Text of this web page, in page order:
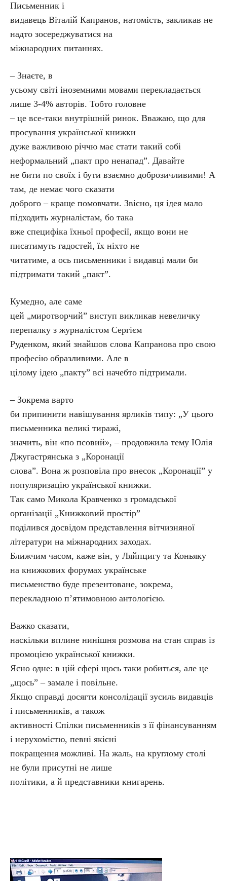
Письменник і
видавець Віталій Капранов, натомість, закликав не
надто зосереджуватися на
міжнародних питаннях.
– Знаєте, в
усьому світі іноземними мовами перекладається
лише 3-4% авторів. Тобто головне
– це все-таки внутрішній ринок. Вважаю, що для
просування української книжки
дуже важливою річчю має стати такий собі
неформальний „пакт про ненапад”. Давайте
не бити по своїх і бути взаємно доброзичливими! А
там, де немає чого сказати
доброго – краще помовчати. Звісно, ця ідея мало
підходить журналістам, бо така
вже специфіка їхньої професії, якщо вони не
писатимуть гадостей, їх ніхто не
читатиме, а ось письменники і видавці мали би
підтримати такий „пакт”.
Кумедно, але саме
цей „миротворчий” виступ викликав невеличку
перепалку з журналістом Сергієм
Руденком, який знайшов слова Капранова про свою
професію образливими. Але в
цілому ідею „пакту” всі начебто підтримали.
– Зокрема варто
би припинити навішування ярликів типу: „У цього
письменника великі тиражі,
значить, він «по псовий», – продовжила тему Юлія
Джугастрянська з „Коронації
слова”. Вона ж розповіла про внесок „Коронації” у
популяризацію української книжки.
Так само Микола Кравченко з громадської
організації „Книжковий простір”
поділився досвідом представлення вітчизняної
літератури на міжнародних заходах.
Ближчим часом, каже він, у Ляйпцигу та Коньяку
на книжкових форумах українське
письменство буде презентоване, зокрема,
перекладною п’ятимовною антологією.
Важко сказати,
наскільки вплине нинішня розмова на стан справ із
промоцією української книжки.
Ясно одне: в цій сфері щось таки робиться, але це
„щось” – замале і повільне.
Якщо справді досягти консолідації зусиль видавців
і письменників, а також
активності Спілки письменників з її фінансуванням
і нерухомістю, певні якісні
покращення можливі. На жаль, на круглому столі
не були присутні не лише
політики, а й представники книгарень.